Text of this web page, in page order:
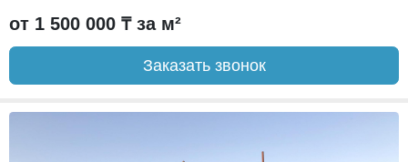
от 1 500 000 ₸ за м²
Заказать звонок